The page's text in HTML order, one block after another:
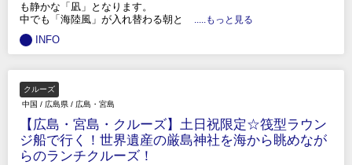
も静かな「凪」となります。
中でも「海陸風」が入れ替わる朝と
.....もっと見る
INFO
クルーズ
中国 / 広島県 / 広島・宮島
【広島・宮島・クルーズ】土日祝限定☆筏型ラウン
ジ船で行く！世界遺産の厳島神社を海から眺めなが
らのランチクルーズ！